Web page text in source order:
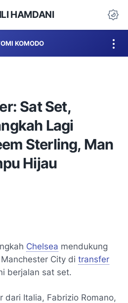
HAMDANI
KOMODO
Sat Set,
Lagi
Sterling, Man
Hijau
Chelsea mendukung
City di transfer
berjalan sat set.
dari Italia, Fabrizio Romano,